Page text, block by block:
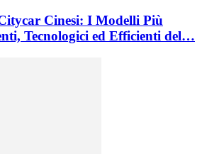
Cinesi: I Modelli Più
Tecnologici ed Efficienti del…